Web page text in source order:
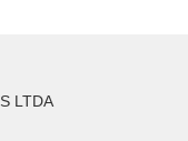
LTDA